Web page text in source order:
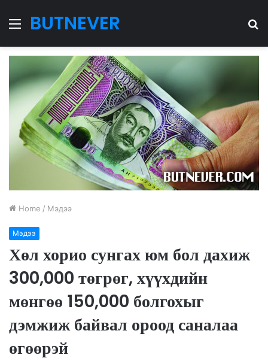
Menu
BUTNEVER
Home / Мэдээ
Мэдээ
Хөл хорио сунгах юм бол дахиж
300,000 төгрөг, хүүхдийн
мөнгөө 150,000 болгохыг
дэмжиж байвал ороод саналаа
өгөөрэй